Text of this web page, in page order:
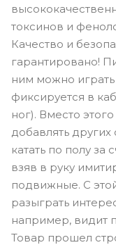
токсинов и
Качество и
гарантировано!
ним можно
фиксируется в
ног). Вместо
добавлять
катать по полу за
взяв в руку
подвижные. С
разыграть
например, видит
Товар прошел